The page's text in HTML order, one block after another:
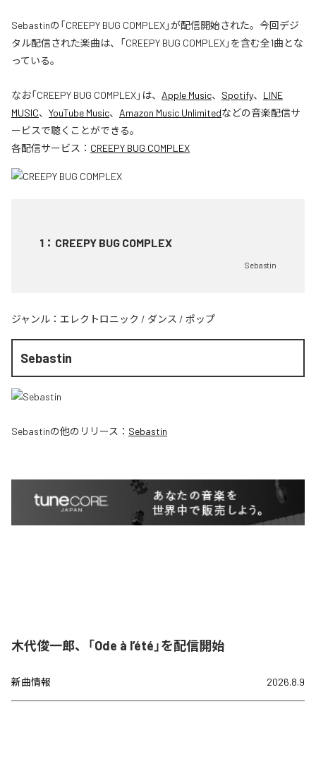
Sebastinの「CREEPY BUG COMPLEX」が配信開始された。今回デジ
タル配信された楽曲は、「CREEPY BUG COMPLEX」を含む全1曲とな
っている。
なお「CREEPY BUG COMPLEX」は、 Apple Music、 Spotify、 LINE
MUSIC、 YouTube Music、 Amazon Music Unlimitedなどの音楽配信サ
ービスで聴くことができる。
各配信サービス： CREEPY BUG COMPLEX
1 ： CREEPY BUG COMPLEX
Sebastin
ジャンル： エレクトロニック / ダンス / ポップ
Sebastin
Sebastinの他のリリース： Sebastin
木代俊一郎、「Ode à l’été」を配信開始
新曲情報 2026.8.9